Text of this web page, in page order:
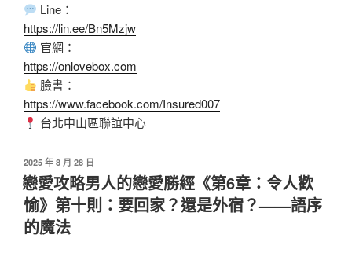
Line：
https://lin.ee/Bn5Mzjw
官網：
https://onlovebox.com
臉書：
https://www.facebook.com/Insured007
台北中山區聯誼中心
2025 年 8 月 28 日
戀愛攻略男人的戀愛勝經《第6章：令人歡
愉》第十則：要回家？還是外宿？——語序
的魔法